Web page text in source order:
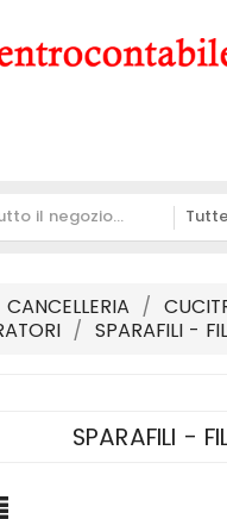
CANCELLERIA
SPARAFILI -
SPARAFILI -